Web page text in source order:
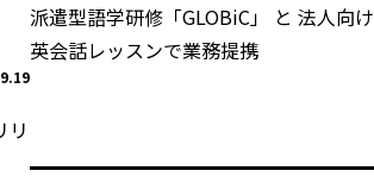
リ
派遣型語学研修「GLOBiC」 と 法人向け
英会話レッスンで業務提携